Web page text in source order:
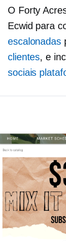
O Forty
Ecwid para
escalonadas
clientes, e
sociais